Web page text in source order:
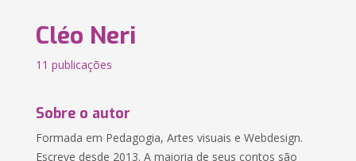
Cléo Neri
11 publicações
Sobre o autor
Formada em Pedagogia, Artes visuais e Webdesign.
Escreve desde 2013. A maioria de seus contos são